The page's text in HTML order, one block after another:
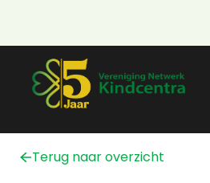
Terug naar overzicht